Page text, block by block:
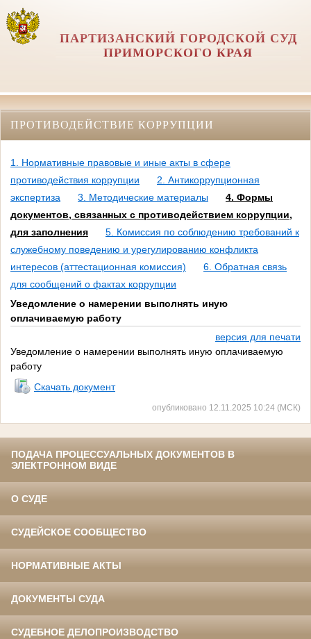
ПАРТИЗАНСКИЙ ГОРОДСКОЙ СУД
ПРИМОРСКОГО КРАЯ
ПРОТИВОДЕЙСТВИЕ КОРРУПЦИИ
1. Нормативные правовые и иные акты в сфере
противодействия коррупции
2. Антикоррупционная
экспертиза
3. Методические материалы
4. Формы
документов, связанных с противодействием коррупции,
для заполнения
5. Комиссия по соблюдению требований к
служебному поведению и урегулированию конфликта
интересов (аттестационная комиссия)
6. Обратная связь
для сообщений о фактах коррупции
Уведомление о намерении выполнять иную
оплачиваемую работу
версия для печати
Уведомление о намерении выполнять иную оплачиваемую
работу
Скачать документ
опубликовано 12.11.2025 10:24 (МСК)
ПОДАЧА ПРОЦЕССУАЛЬНЫХ ДОКУМЕНТОВ В
ЭЛЕКТРОННОМ ВИДЕ
О СУДЕ
СУДЕЙСКОЕ СООБЩЕСТВО
НОРМАТИВНЫЕ АКТЫ
ДОКУМЕНТЫ СУДА
СУДЕБНОЕ ДЕЛОПРОИЗВОДСТВО